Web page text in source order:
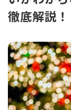
徹底解説！